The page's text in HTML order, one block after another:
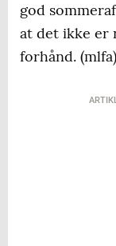
god
at det ikke er
forhånd. (mlfa)